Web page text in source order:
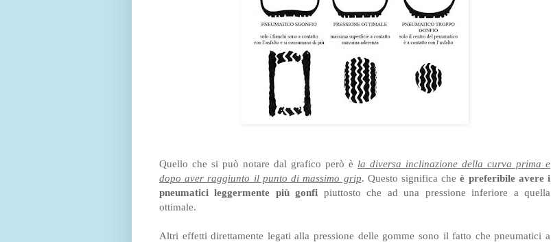
Quello che si può notare dal grafico però è la diversa inclinazione della curva prima e
dopo aver raggiunto il punto di massimo grip. Questo significa cheè preferibile avere i
pneumatici leggermente più gonfi piuttosto che ad una pressione inferiore a quella
ottimale.
Altri effetti direttamente legati alla pressione delle gomme sono il fatto che pneumatici a